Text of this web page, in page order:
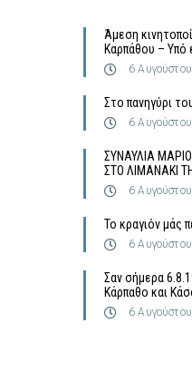
Άμεση
Καρπάθου – Υπό
6
Στο πανηγύρι
6
ΣΥΝΑΥΛΙΑ
ΣΤΟ ΛΙΜΑΝΑΚΙ
6
Το κραγιόν μάς
6
Σαν σήμερα
Κάρπαθο και
6